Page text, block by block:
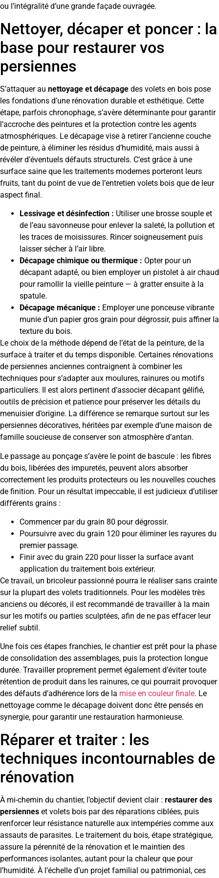
ou l’intégralité d’une grande façade ouvragée.
Nettoyer, décaper et poncer : la
base pour restaurer vos
persiennes
S’attaquer au nettoyage et décapage des volets en bois pose
les fondations d’une rénovation durable et esthétique. Cette
étape, parfois chronophage, s’avère déterminante pour garantir
l’accroche des peintures et la protection contre les agents
atmosphériques. Le décapage vise à retirer l’ancienne couche
de peinture, à éliminer les résidus d’humidité, mais aussi à
révéler d’éventuels défauts structurels. C’est grâce à une
surface saine que les traitements modernes porteront leurs
fruits, tant du point de vue de l’entretien volets bois que de leur
aspect final.
Lessivage et désinfection : Utiliser une brosse souple et
de l’eau savonneuse pour enlever la saleté, la pollution et
les traces de moisissures. Rincer soigneusement puis
laisser sécher à l’air libre.
Décapage chimique ou thermique : Opter pour un
décapant adapté, ou bien employer un pistolet à air chaud
pour ramollir la vieille peinture — à gratter ensuite à la
spatule.
Décapage mécanique : Employer une ponceuse vibrante
munie d’un papier gros grain pour dégrossir, puis affiner la
texture du bois.
Le choix de la méthode dépend de l’état de la peinture, de la
surface à traiter et du temps disponible. Certaines rénovations
de persiennes anciennes contraignent à combiner les
techniques pour s’adapter aux moulures, rainures ou motifs
particuliers. Il est alors pertinent d’associer décapant gélifié,
outils de précision et patience pour préserver les détails du
menuisier d’origine. La différence se remarque surtout sur les
persiennes décoratives, héritées par exemple d’une maison de
famille soucieuse de conserver son atmosphère d’antan.
Le passage au ponçage s’avère le point de bascule : les fibres
du bois, libérées des impuretés, peuvent alors absorber
correctement les produits protecteurs ou les nouvelles couches
de finition. Pour un résultat impeccable, il est judicieux d’utiliser
différents grains :
Commencer par du grain 80 pour dégrossir.
Poursuivre avec du grain 120 pour éliminer les rayures du
premier passage.
Finir avec du grain 220 pour lisser la surface avant
application du traitement bois extérieur.
Ce travail, un bricoleur passionné pourra le réaliser sans crainte
sur la plupart des volets traditionnels. Pour les modèles très
anciens ou décorés, il est recommandé de travailler à la main
sur les motifs ou parties sculptées, afin de ne pas effacer leur
relief subtil.
Une fois ces étapes franchies, le chantier est prêt pour la phase
de consolidation des assemblages, puis la protection longue
durée. Travailler proprement permet également d’éviter toute
rétention de produit dans les rainures, ce qui pourrait provoquer
des défauts d’adhérence lors de la mise en couleur finale. Le
nettoyage comme le décapage doivent donc être pensés en
synergie, pour garantir une restauration harmonieuse.
Réparer et traiter : les
techniques incontournables de
rénovation
À mi-chemin du chantier, l’objectif devient clair : restaurer des
persiennes et volets bois par des réparations ciblées, puis
renforcer leur résistance naturelle aux intempéries comme aux
assauts de parasites. Le traitement du bois, étape stratégique,
assure la pérennité de la rénovation et le maintien des
performances isolantes, autant pour la chaleur que pour
l’humidité. À l’échelle d’un projet familial ou patrimonial, ces